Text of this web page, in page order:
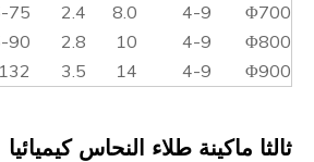
Φ700
4-9
8.0
2.4
75
Φ800
4-9
10
2.8
90
Φ900
4-9
14
3.5
ثالثا ماكينة طلاء النحاس كيميائيا